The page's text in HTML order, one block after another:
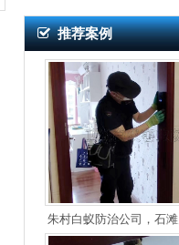
推荐案例
朱村白蚁防治公司，石